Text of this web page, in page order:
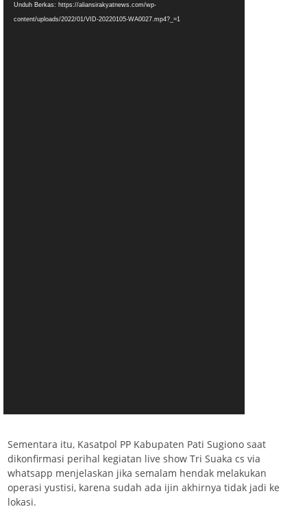
Unduh Berkas: https://aliansirakyatnews.com/wp-
content/uploads/2022/01/VID-20220105-WA0027.mp4?_=1
Sementara itu, Kasatpol PP Kabupaten Pati Sugiono saat
dikonfirmasi perihal kegiatan live show Tri Suaka cs via
whatsapp menjelaskan jika semalam hendak melakukan
operasi yustisi, karena sudah ada ijin akhirnya tidak jadi ke
lokasi.